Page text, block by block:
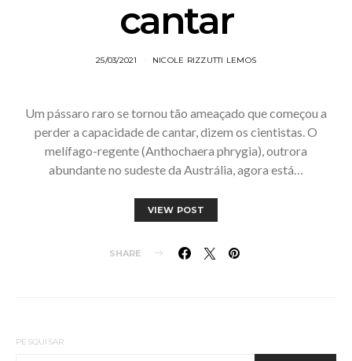
cantar
25/03/2021 NICOLE RIZZUTTI LEMOS
Um pássaro raro se tornou tão ameaçado que começou a
perder a capacidade de cantar, dizem os cientistas. O
melífago-regente (Anthochaera phrygia), outrora
abundante no sudeste da Austrália, agora está…
VIEW POST
SHARE
PESQUISAR